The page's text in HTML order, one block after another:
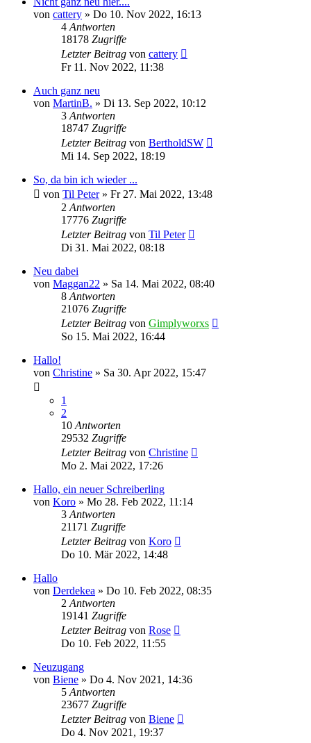
von cattery » Do 10. Nov 2022, 16:13
4 Antworten
18178 Zugriffe
Letzter Beitrag von cattery
Fr 11. Nov 2022, 11:38
Auch ganz neu
von MartinB. » Di 13. Sep 2022, 10:12
3 Antworten
18747 Zugriffe
Letzter Beitrag von BertholdSW
Mi 14. Sep 2022, 18:19
So, da bin ich wieder ...
von Til Peter» Fr 27. Mai 2022, 13:48
2 Antworten
17776 Zugriffe
Letzter Beitrag von Til Peter
Di 31. Mai 2022, 08:18
Neu dabei
von Maggan22 » Sa 14. Mai 2022, 08:40
8 Antworten
21076 Zugriffe
Letzter Beitrag von Gimplyworxs
So 15. Mai 2022, 16:44
Hallo!
von Christine » Sa 30. Apr 2022, 15:47
1
2
10 Antworten
29532 Zugriffe
Letzter Beitrag von Christine
Mo 2. Mai 2022, 17:26
Hallo, ein neuer Schreiberling
von Koro » Mo 28. Feb 2022, 11:14
3 Antworten
21171 Zugriffe
Letzter Beitrag von Koro
Do 10. Mär 2022, 14:48
Hallo
von Derdekea » Do 10. Feb 2022, 08:35
2 Antworten
19141 Zugriffe
Letzter Beitrag von Rose
Do 10. Feb 2022, 11:55
Neuzugang
von Biene » Do 4. Nov 2021, 14:36
5 Antworten
23677 Zugriffe
Letzter Beitrag von Biene
Do 4. Nov 2021, 19:37